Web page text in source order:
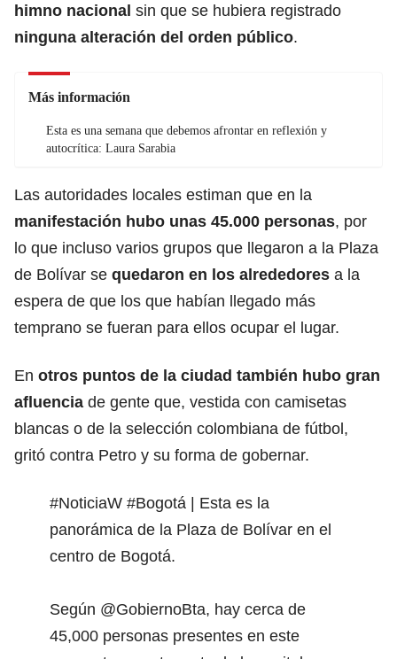
himno nacional sin que se hubiera registrado
ninguna alteración del orden público.
Más información
Esta es una semana que debemos afrontar en reflexión y
autocrítica: Laura Sarabia
Las autoridades locales estiman que en la
manifestación hubo unas 45.000 personas, por
lo que incluso varios grupos que llegaron a la Plaza
de Bolívar se quedaron en los alrededores a la
espera de que los que habían llegado más
temprano se fueran para ellos ocupar el lugar.
En otros puntos de la ciudad también hubo gran
afluencia de gente que, vestida con camisetas
blancas o de la selección colombiana de fútbol,
gritó contra Petro y su forma de gobernar.
#NoticiaW #Bogotá | Esta es la
panorámica de la Plaza de Bolívar en el
centro de Bogotá.
Según @GobiernoBta, hay cerca de
45,000 personas presentes en este